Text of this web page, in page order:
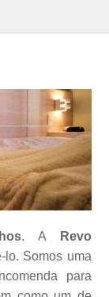
. A
Revo
lo. Somos uma
para